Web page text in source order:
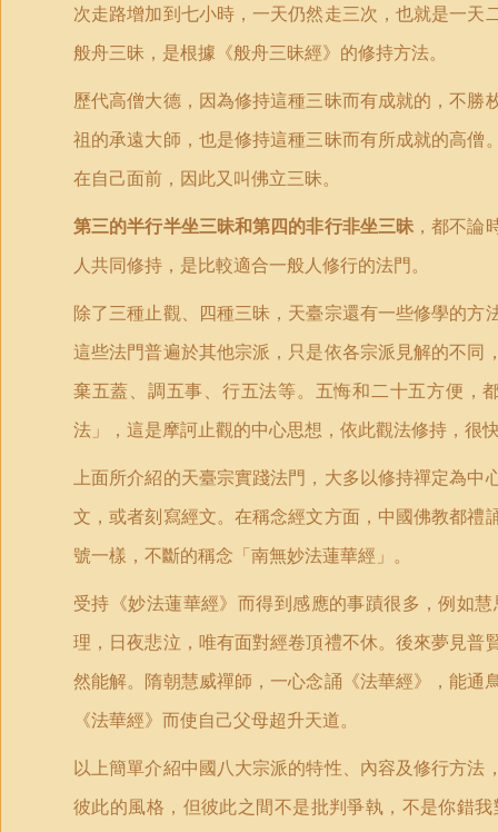
次走路增加到七小時，一天仍然走三次，也就是一
般舟三昧，是根據《般舟三昧經》的修持方法。
歷代高僧大德，因為修持這種三昧而有成就的，不
祖的承遠大師，也是修持這種三昧而有所成就的高
在自己面前，因此又叫佛立三昧。
第三的半行半坐三昧和第四的非行非坐三昧 ，都不論
人共同修持，是比較適合一般人修行的法門。
除了三種止觀、四種三昧，天臺宗還有一些修學的
這些法門普遍於其他宗派，只是依各宗派見解的不
棄五蓋、調五事、行五法等。五悔和二十五方便，
法」，這是摩訶止觀的中心思想，依此觀法修持，很
上面所介紹的天臺宗實踐法門，大多以修持禪定為
文，或者刻寫經文。在稱念經文方面，中國佛教都
號一樣，不斷的稱念「南無妙法蓮華經」。
受持《妙法蓮華經》而得到感應的事蹟很多，例如
理，日夜悲泣，唯有面對經卷頂禮不休。後來夢見
然能解。隋朝慧威禪師，一心念誦《法華經》，能
《法華經》而使自己父母超升天道。
以上簡單介紹中國八大宗派的特性、內容及修行方
彼此的風格，但彼此之間不是批判爭執，不是你錯